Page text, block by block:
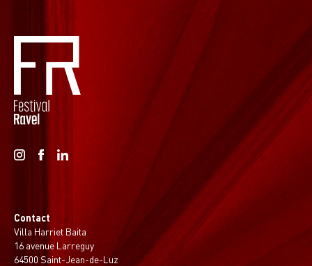
Contact
Villa Harriet Baita
16 avenue Larreguy
64500 Saint-Jean-de-Luz